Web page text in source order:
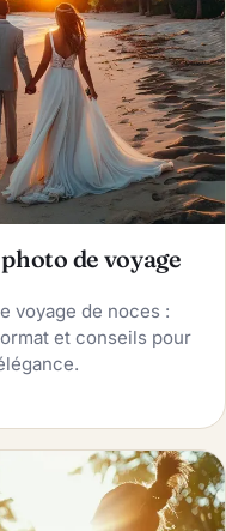
de voyage
voyage de noces :
et conseils pour